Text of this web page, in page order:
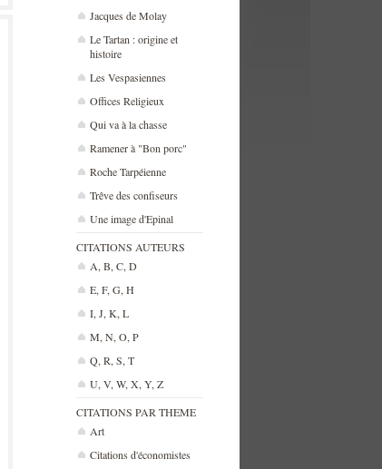
Jacques de Molay
Le Tartan : origine et
histoire
Les Vespasiennes
Offices Religieux
Qui va à la chasse
Ramener à "Bon porc"
Roche Tarpéienne
Trêve des confiseurs
Une image d'Epinal
CITATIONS AUTEURS
A, B, C, D
E, F, G, H
I, J, K, L
M, N, O, P
Q, R, S, T
U, V, W, X, Y, Z
CITATIONS PAR THEME
Art
Citations d'économistes